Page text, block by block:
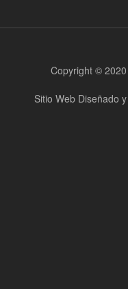
Copyright ©
Sitio Web Diseñado